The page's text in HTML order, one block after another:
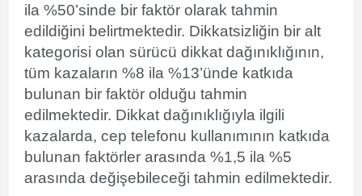
ila %50’sinde bir faktör olarak tahmin
edildiğini belirtmektedir. Dikkatsizliğin bir alt
kategorisi olan sürücü dikkat dağınıklığının,
tüm kazaların %8 ila %13’ünde katkıda
bulunan bir faktör olduğu tahmin
edilmektedir. Dikkat dağınıklığıyla ilgili
kazalarda, cep telefonu kullanımının katkıda
bulunan faktörler arasında %1,5 ila %5
arasında değişebileceği tahmin edilmektedir.